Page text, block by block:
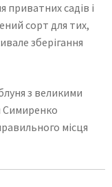
садів і
сорт для тих,
зберігання
з великими
Симиренко
місця